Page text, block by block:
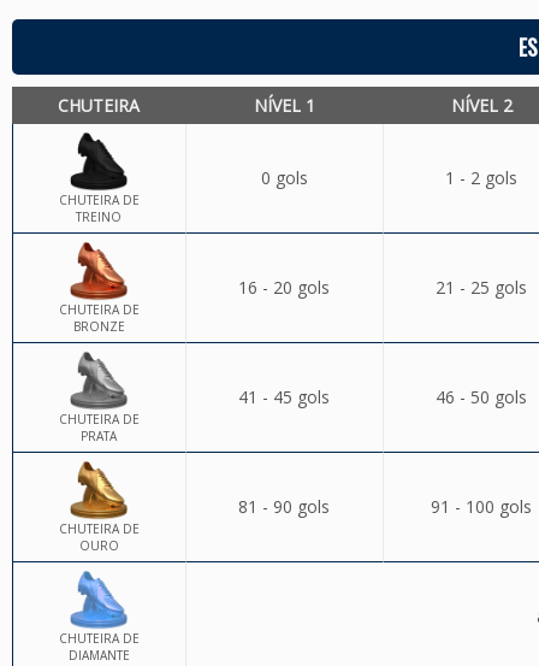
CHUTEIRA NÍVEL 1 NÍVEL 2
CHUTEIRA DE
TREINO
0 gols 1 - 2 gols
CHUTEIRA DE
BRONZE
16 - 20 gols 21 - 25 gols
CHUTEIRA DE
PRATA
41 - 45 gols 46 - 50 gols
CHUTEIRA DE
OURO
81 - 90 gols 91 - 100 gols
CHUTEIRA DE
DIAMANTE